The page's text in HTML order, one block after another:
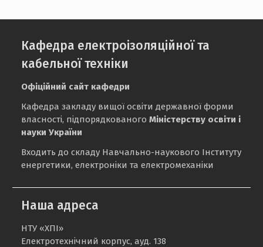
Кафедра електроізоляційної та
кабельної техніки
Офіційний сайт кафедри
Кафедра закладу вищої освіти державної форми
власності, підпорядкованогоМіністерству освіти і
науки України
Входить до складу Навчально-наукового Інституту
енергетики, електроніки та електромеханіки
Наша адреса
НТУ «ХПІ»
Електротехнічний корпус, ауд. 138